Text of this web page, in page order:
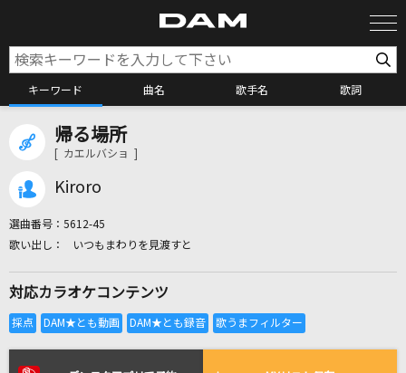
キーワード 曲名 歌手名 歌詞
全国りれき
リアルタイムで歌われている曲の一覧
帰る場所
[ カエルバショ ]
Kiroro
選曲番号： 5612-45
いつもまわりを見渡すと
対応カラオケコンテンツ